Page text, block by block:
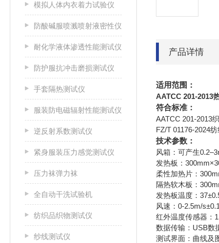
模拟人体内衣着力试验仪
防酸碱服喷溅喷射液密性仪
耐化学液体渗透性能测试仪
防护服抗冲击磨损测试仪
手套隔热测试仪
服装防电磁辐射性能测试仪
逆反射系数测试仪
紧身服装压力感觉测试仪
压力袜弹力袜
全自动干洗试验机
纺织品织物测试仪
纱线测试仪
产品详情
适用范围：
AATCC 201-2013
符合标准：
AATCC 201-2013
FZ/T 01176-2024
技术参数：
风箱：可产生
发热板：
柔性加热片：
隔热软木板：
发热板温度：
风速：0-2.5m/
红外温度传感器：
数据传输：USB数
测试界面：曲线及